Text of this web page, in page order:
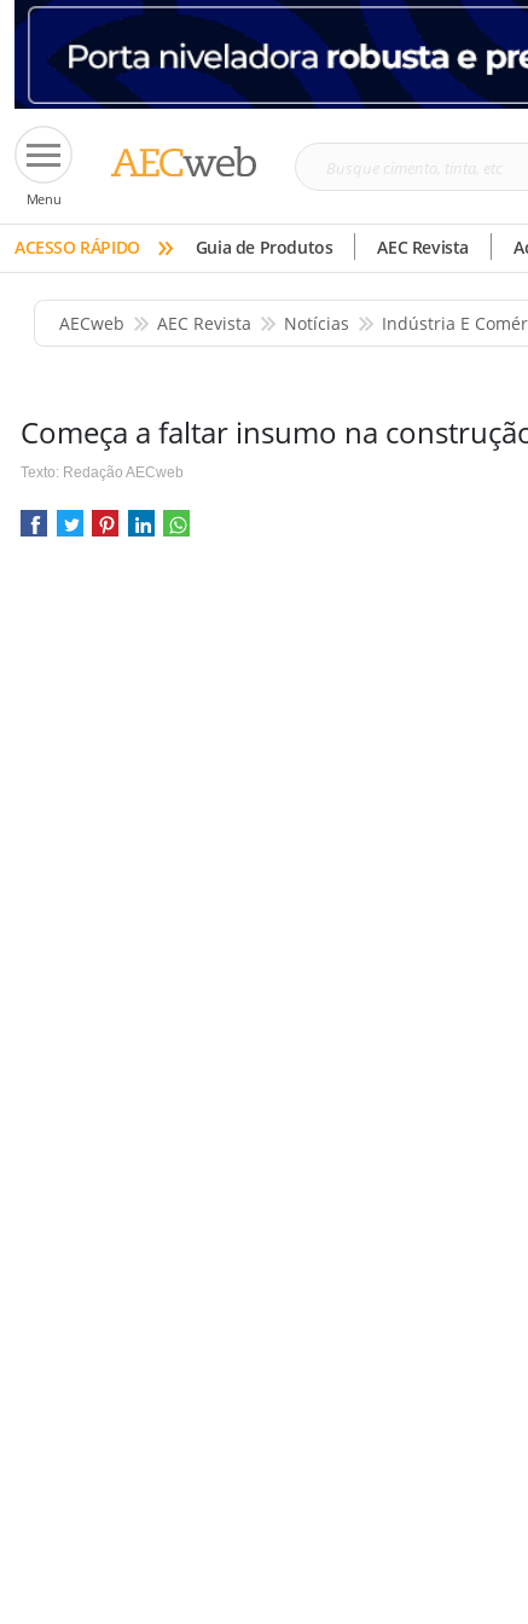
Menu
Busque
tinta,
etc
ACESSO RÁPIDO » Guia de Produtos AEC Revista
AECweb AEC Revista Notícias Indústria E
Começa a faltar insumo na
Texto: Redação AECweb